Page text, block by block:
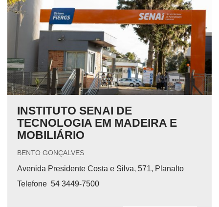
INSTITUTO SENAI DE
TECNOLOGIA EM MADEIRA E
MOBILIÁRIO
BENTO GONÇALVES
Avenida Presidente Costa e Silva, 571, Planalto
Telefone 54 3449-7500